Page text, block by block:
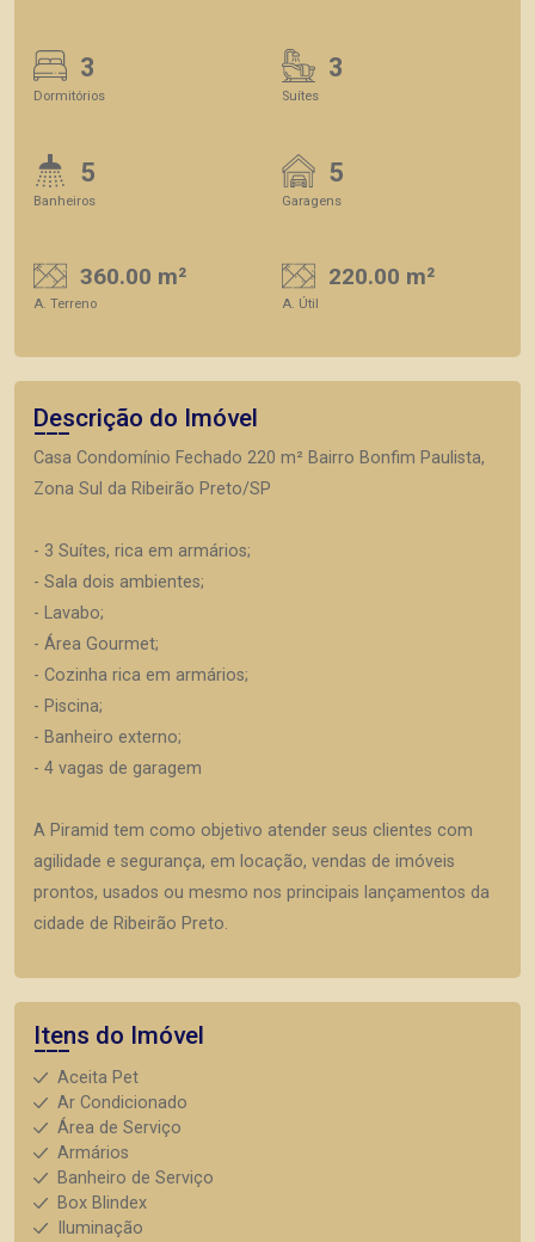
3
Dormitórios
3
Suítes
5
Banheiros
5
Garagens
360.00 m²
A. Terreno
220.00 m²
A. Útil
Descrição do Imóvel
Casa Condomínio Fechado 220 m² Bairro Bonfim Paulista,
Zona Sul da Ribeirão Preto/SP
- 3 Suítes, rica em armários;
- Sala dois ambientes;
- Lavabo;
- Área Gourmet;
- Cozinha rica em armários;
- Piscina;
- Banheiro externo;
- 4 vagas de garagem
A Piramid tem como objetivo atender seus clientes com
agilidade e segurança, em locação, vendas de imóveis
prontos, usados ou mesmo nos principais lançamentos da
cidade de Ribeirão Preto.
Itens do Imóvel
Aceita Pet
Ar Condicionado
Área de Serviço
Armários
Banheiro de Serviço
Box Blindex
Iluminação